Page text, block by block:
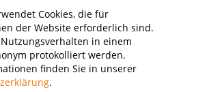
Cookies, die für
der Website erforderlich sind.
in einem
protokolliert werden.
finden Sie in unserer
.
und Vermessung
School